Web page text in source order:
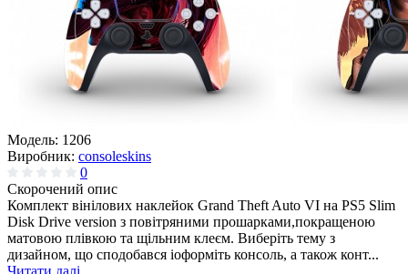
Модель: 1206
Виробник: consoleskins
0
Скорочений опис
Комплект вінілових наклейок Grand Theft Auto VI на PS5 Slim
Disk Drive version з повітряними прошарками,покращеною
матовою плівкою та щільним клеєм. Виберіть тему з
дизайном, що сподобався іоформіть консоль, а також конт...
Читати далі...